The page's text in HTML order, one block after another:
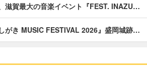
滋賀最大の音楽イベント『FEST. INAZU…
がき MUSIC FESTIVAL 2026』盛岡城跡…